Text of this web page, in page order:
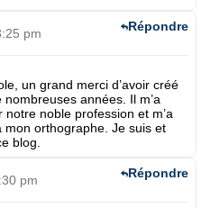
pm
un grand merci d’avoir créé
années. Il m’a
noble profession et m’a
orthographe. Je suis et
blog.
Répondre
pm Répondre